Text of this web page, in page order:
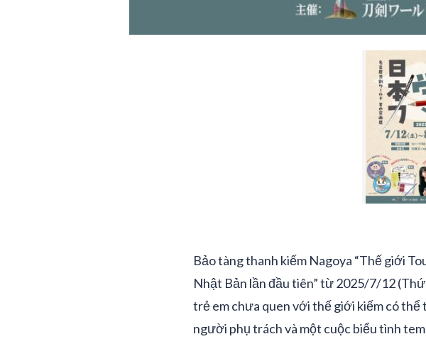
Bảo tàng thanh kiếm Nagoya “Thế giới
Nhật Bản lần đầu tiên” từ 2025/7/12
trẻ em chưa quen với thế giới kiếm có
người phụ trách và một cuộc biểu tình